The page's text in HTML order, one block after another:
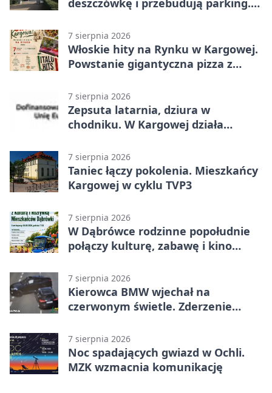
deszczówkę i przebudują parking.
7 sierpnia 2026
Włoskie hity na Rynku w Kargowej.
Powstanie gigantyczna pizza z
7 sierpnia 2026
Zepsuta latarnia, dziura w
chodniku. W Kargowej działa
7 sierpnia 2026
Taniec łączy pokolenia. Mieszkańcy
Kargowej w cyklu TVP3
7 sierpnia 2026
W Dąbrówce rodzinne popołudnie
połączy kulturę, zabawę i kino
7 sierpnia 2026
Kierowca BMW wjechał na
czerwonym świetle. Zderzenie
7 sierpnia 2026
Noc spadających gwiazd w Ochli.
MZK wzmacnia komunikację